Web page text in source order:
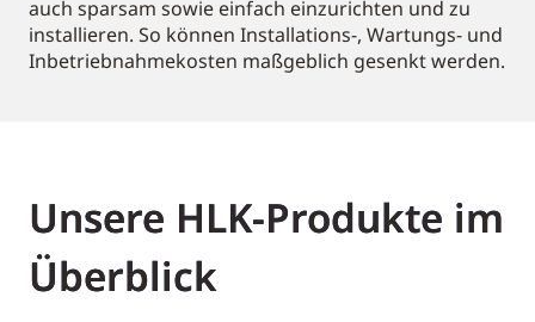
auch sparsam sowie einfach einzurichten und zu
installieren. So können Installations-, Wartungs- und
Inbetriebnahmekosten maßgeblich gesenkt werden.
Unsere HLK-Produkte im
Überblick